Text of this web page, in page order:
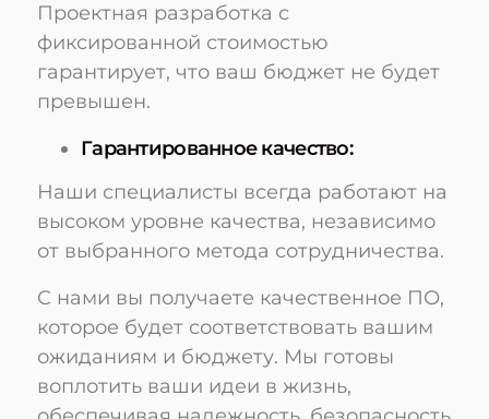
Проектная разработка с
фиксированной стоимостью
гарантирует, что ваш бюджет не будет
превышен.
Гарантированное качество:
Наши специалисты всегда работают на
высоком уровне качества, независимо
от выбранного метода сотрудничества.
С нами вы получаете качественное ПО,
которое будет соответствовать вашим
ожиданиям и бюджету. Мы готовы
воплотить ваши идеи в жизнь,